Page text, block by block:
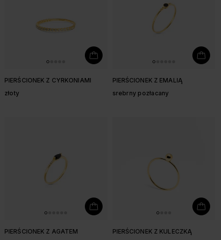
PIERŚCIONEK Z CYRKONIAMI
złoty
PIERŚCIONEK Z EMALIĄ
srebrny pozłacany
PIERŚCIONEK Z AGATEM
PIERŚCIONEK Z KULECZKĄ